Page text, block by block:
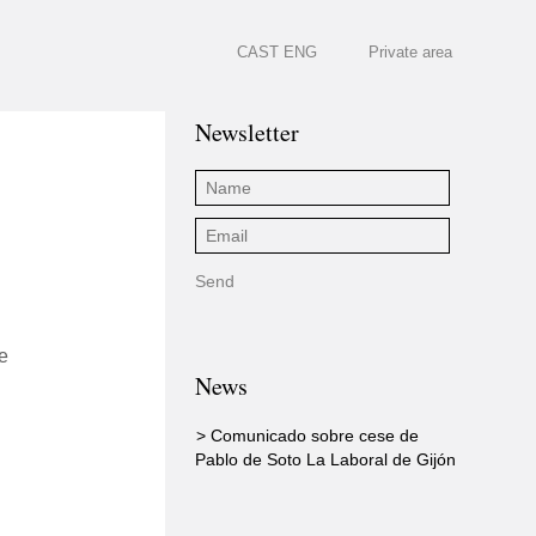
CAST ENG Private area
Newsletter
News
> Comunicado sobre cese de
Pablo de Soto La Laboral de Gijón